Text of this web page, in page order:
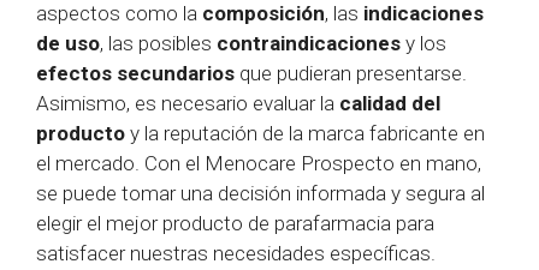
aspectos como la composición, las indicaciones
de uso, las posibles contraindicaciones y los
efectos secundarios que pudieran presentarse.
Asimismo, es necesario evaluar la calidad del
producto y la reputación de la marca fabricante en
el mercado. Con el Menocare Prospecto en mano,
se puede tomar una decisión informada y segura al
elegir el mejor producto de parafarmacia para
satisfacer nuestras necesidades específicas.